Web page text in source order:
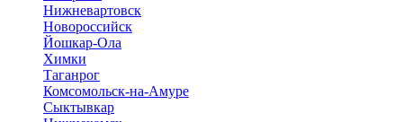
Нижневартовск
Новороссийск
Йошкар-Ола
Химки
Таганрог
Комсомольск-на-Амуре
Сыктывкар